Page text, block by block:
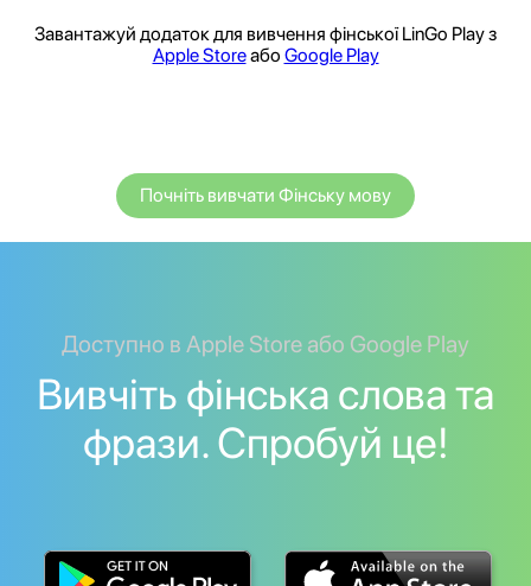
Завантажуй додаток для вивчення фінської LinGo Play з
Apple Storeабо Google Play
Почніть вивчати Фінську мову
Доступно в Apple Store або Google Play
Вивчіть фінська слова та
фрази. Спробуй це!